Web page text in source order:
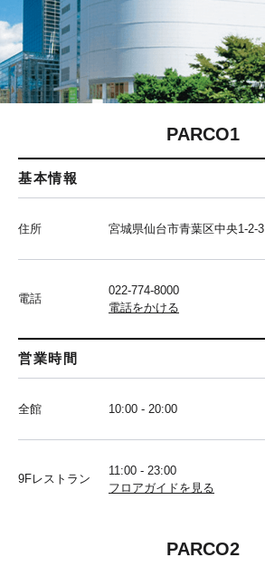
PARCO1
基本情報
住所 宮城県仙台市青葉区中央1-2-3
電話
022-774-8000
電話をかける
営業時間
全館 10:00 - 20:00
9Fレストラン
11:00 - 23:00
フロアガイドを見る
PARCO2